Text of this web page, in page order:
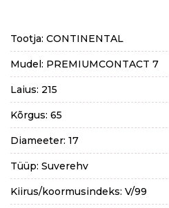
Tootja: CONTINENTAL
Mudel: PREMIUMCONTACT 7
Laius: 215
Kõrgus: 65
Diameeter: 17
Tüüp: Suverehv
Kiirus/koormusindeks: V/99